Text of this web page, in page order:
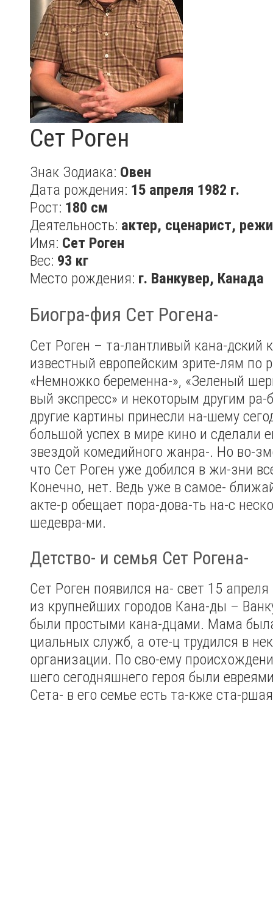
Сет Роген
Знак Зодиака: Овен
Дата рождения: 15 апреля 1982 г.
Рост: 180 см
Деятельность: актер, сценарист,
Имя: Сет Роген
Вес: 93 кг
Место рождения: г. Ванкувер, Канада
Биогра-фия Сет Рогена-
Сет Роген – та-лантливый кана-дский
известный европейским зрите-лям по
«Немножко беременна-», «Зеленый
вый экспресс» и некоторым другим
другие картины принесли на-шему
большой успех в мире кино и сделали
звездой комедийного жанра-. Но во-
что Сет Роген уже добился в жи-зни
Конечно, нет. Ведь уже в самое-
акте-р обещает пора-дова-ть на-с
шедевра-ми.
Детство- и семья Сет Рогена-
Сет Роген появился на- свет 15
из крупнейших городов Кана-ды –
были простыми кана-дцами. Мама
циальных служб, а оте-ц трудился в
организации. По сво-ему
шего сегодняшнего героя были
Сета- в его семье есть та-кже ста-